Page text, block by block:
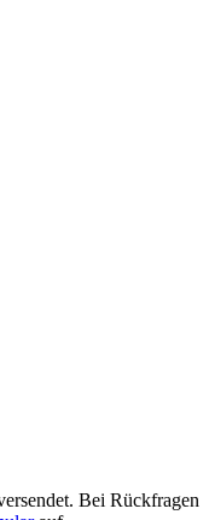
Bei Rückfragen